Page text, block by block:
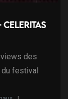
Celeritas
des
festival